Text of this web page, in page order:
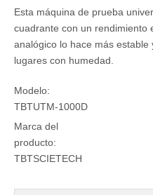
Esta máquina de prueba
cuadrante con un rendimiento
analógico lo hace más
lugares con humedad.
Modelo:
TBTUTM-1000D
Marca del
producto:
TBTSCIETECH